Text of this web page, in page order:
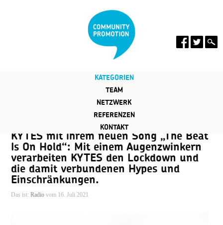
KATEGORIEN
TEAM
NETZWERK
REFERENZEN
KONTAKT
KYTES mit ihrem neuen Song „The Beat
Is On Hold“: Mit einem Augenzwinkern
verarbeiten KYTES den Lockdown und
die damit verbundenen Hypes und
Einschränkungen.
Das ist: Radiovom 16. Juli 2021